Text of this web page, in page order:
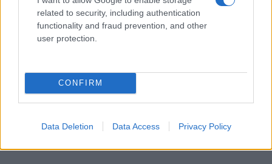
related to security, including authentication
functionality and fraud prevention, and other
user protection.
CONFIRM
Data Deletion Data Access Privacy Policy
AiAdhubMedia